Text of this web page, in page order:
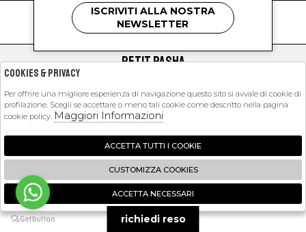
kids
PETIT PASHA
EXTRA
2026 Petit Pasha - P.iva : 09423341214 Powered by
Zucchetti
🍪
ISCRIVITI ALLA NOSTRA
NEWSLETTER
richiedi reso
Cookies & Privacy
Per offrire una migliore esperienza di navigazione questo sito si avvale di cookie di
profilazione. Scegli se accettare o meno tali cookie come descritto nella pagina
cookie policy. Maggiori Informazioni
ACCETTA TUTTI I COOKIE
CUSTOMIZZA COOKIES
ACCETTA NECESSARI